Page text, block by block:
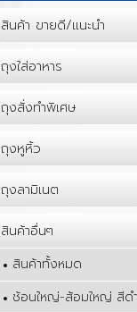
สินค้า ขายดี/แนะนำ
ถุงใส่อาหาร
ถุงสั่งทำพิเศษ
ถุงหูหิ้ว
ถุงลามิเนต
สินค้าอื่นๆ
สินค้าทั้งหมด
ช้อนใหญ่-ส้อมใหญ่ สีดำ